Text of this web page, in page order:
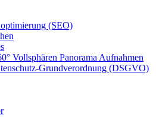
(SEO)
Vollsphären Panorama Aufnahmen
Grundverordnung (DSGVO)